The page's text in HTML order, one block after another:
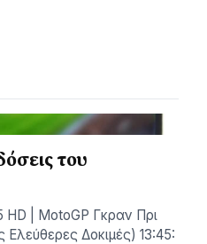
του
HD | MotoGP Γκραν Πρι
Δοκιμές) 13:45: